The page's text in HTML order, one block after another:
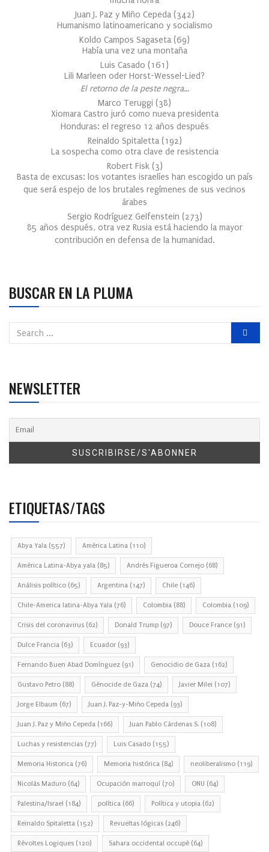
Juan J. Paz y Miño Cepeda (342)
Humanismo latinoamericano y socialismo
Koldo Campos Sagaseta (69)
Había una vez una montaña
Luis Casado (161 )
Lili Marleen oder Horst-Wessel-Lied?
El retorno de la peste negra…
Marco Teruggi (38)
Xiomara Castro juró como nueva presidenta
Honduras: el regreso 12 años después
Reinaldo Spitaletta (192)
La sospecha como otra clave de resistencia
Robert Fisk (3)
Basta de excusas: los votantes israelíes han escogido un país
que será espejo de los brutales regímenes de sus vecinos
árabes
Sergio Rodríguez Gelfenstein (273)
85 años después, otra vez Rusia está haciendo la mayor
contribución en defensa de la humanidad.
BUSCAR EN LA PLUMA
NEWSLETTER
ETIQUETAS/TAGS
Abya Yala (557) América Latina (110)
América Latina-Abya yala (85) Andrés Figueroa Cornejo (68)
Análisis político (65) Argentina (147) Chile (146)
Chile-America latina-Abya Yala (76) Colombia (88) Colombia (109)
Crisis del coronavirus (62) Donald Trump (97) Douce France (91)
Dulce Francia (63) Ecuador (93)
Fernando Buen Abad Domínguez (91) Genocidio de Gaza (162)
Gustavo Petro (88) Génocide de Gaza (74) Javier Milei (107)
Jorge Elbaum (67) Juan J. Paz-y-Miño Cepeda (93)
Juan J. Paz y Miño Cepeda (166) Juan Pablo Cárdenas S. (108)
Luchas y resistencias (77) Luis Casado (155)
Memoria Historica (76) Memoria histórica (84) neoliberalismo (119)
Nicolás Maduro (64) Ocupación marroquí (70) ONU (64)
Palestina/Israel (184) política (66) Política y utopia (62)
Reinaldo Spitaletta (152) Revueltas lógicas (246)
Révoltes Logiques (120) Sahara occidental occupé (64)